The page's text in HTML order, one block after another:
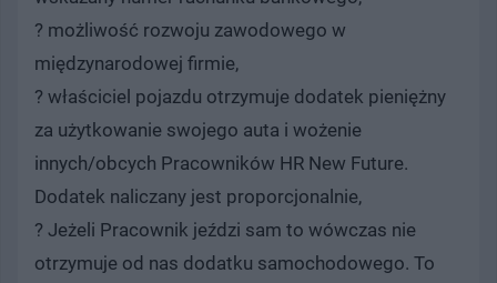
? możliwość rozwoju zawodowego w
międzynarodowej firmie,
? właściciel pojazdu otrzymuje dodatek pieniężny
za użytkowanie swojego auta i wożenie
innych/obcych Pracowników HR New Future.
Dodatek naliczany jest proporcjonalnie,
? Jeżeli Pracownik jeździ sam to wówczas nie
otrzymuje od nas dodatku samochodowego. To